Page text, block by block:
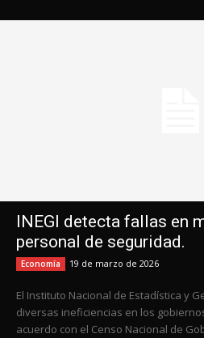
INEGI detecta fallas en
personal de seguridad.
Economía 19 de marzo de 2026
El Instituto Nacional de Estadística y
diversas ineficiencias en los
acuerdo con el Censo Nacional de